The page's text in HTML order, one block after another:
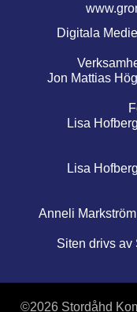
Digitala
Jon Mattias
Lisa
Lisa
Anneli
Siten drivs av
©2026 Stordåhd